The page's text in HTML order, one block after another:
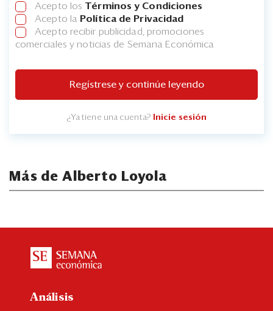
Acepto los Términos y Condiciones
Acepto la Política de Privacidad
Acepto recibir publicidad, promociones
comerciales y noticias de Semana Económica
Regístrese y continúe leyendo
¿Ya tiene una cuenta? Inicie sesión
Más de Alberto Loyola
Análisis